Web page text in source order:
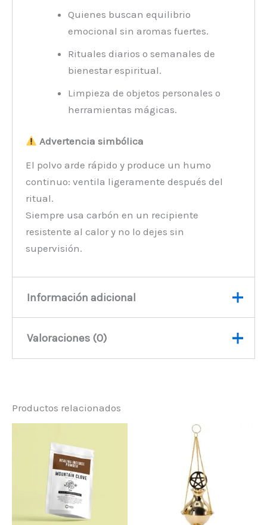
Quienes buscan equilibrio
emocional sin aromas fuertes.
Rituales diarios o semanales de
bienestar espiritual.
Limpieza de objetos personales o
herramientas mágicas.
Advertencia simbólica
El polvo arde rápido y produce un humo
continuo: ventila ligeramente después del
ritual.
Siempre usa carbón en un recipiente
resistente al calor y no lo dejes sin
supervisión.
Información adicional
Peso
Valoraciones (0)
Sé el primero en valorar
“Healing Incense Powder –
Holy Basil 50gm”
Debesacceder
para publicar una
valoración.
Productos relacionados